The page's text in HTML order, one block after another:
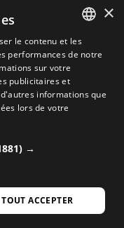
du site
ENGLISH
GREEK
DUTCH
×
le contenu et les
performances de notre
sur votre
publicitaires et
informations que
lors de votre
→
TOUT ACCEPTER